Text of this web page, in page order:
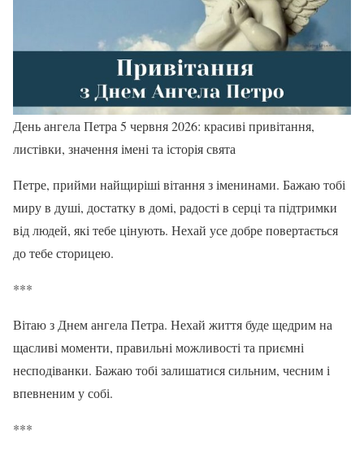
День ангела Петра 5 червня 2026: красиві привітання,
листівки, значення імені та історія свята
Петре, прийми найщиріші вітання з іменинами. Бажаю тобі
миру в душі, достатку в домі, радості в серці та підтримки
від людей, які тебе цінують. Нехай усе добре повертається
до тебе сторицею.
***
Вітаю з Днем ангела Петра. Нехай життя буде щедрим на
щасливі моменти, правильні можливості та приємні
несподіванки. Бажаю тобі залишатися сильним, чесним і
впевненим у собі.
***